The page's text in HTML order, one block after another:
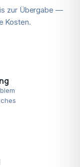
zur Übergabe —
Kosten.